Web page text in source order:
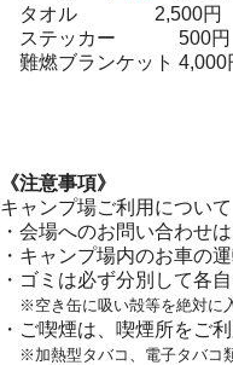
タオル 2,500円
ステッカー 500円
難燃ブランケット 4,000
《注意事項》
キャンプ場ご利用について
・会場へのお問い合わせ
・キャンプ場内のお車の
・ゴミは必ず分別して各
※空き缶に吸い殻等を絶対に
・ご喫煙は、喫煙所をご
※加熱型タバコ、電子タバコ